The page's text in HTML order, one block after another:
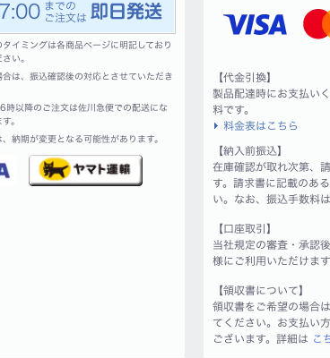
イミングは各商品ページに明記しており
い。
は、振込確認後の対応とさせていただき
時以降のご注文は佐川急便での配送にな
。
納期が変更となる可能性があります。
【代金引換】
製品配達時にお支払い
料です。
料金表はこちら
【納入前振込】
在庫確認が取れ次第、
す。請求書に記載のあ
い。なお、振込手数料
【口座取引】
当社規定の審査・承認
様にご利用いただけます
【領収書について】
領収書をご希望の場合
てください。お支払い
ございます。詳細は こ